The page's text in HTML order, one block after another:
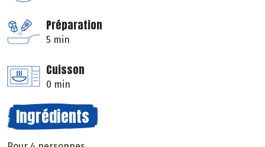
Préparation
5 min
Cuisson
0 min
Ingrédients